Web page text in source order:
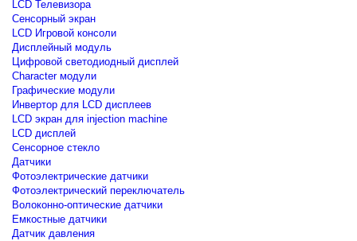
LCD Телевизора
Сенсорный экран
LCD Игровой консоли
Дисплейный модуль
Цифровой светодиодный дисплей
Сharacter модули
Графические модули
Инвертор для LCD дисплеев
LCD экран для injection machine
LCD дисплей
Сенсорное стекло
Датчики
Фотоэлектрические датчики
Фотоэлектрический переключатель
Волоконно-оптические датчики
Емкостные датчики
Датчик давления